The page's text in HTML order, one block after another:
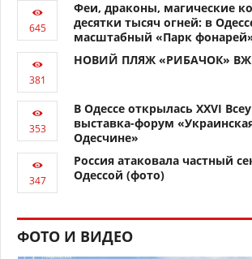
Феи, драконы, магические
десятки тысяч огней: в
масштабный «Парк
НОВИЙ ПЛЯЖ «РИБАЧОК»
В Одессе открылась XXVI
выставка-форум
Одесчине»
Россия атаковала частный
Одессой (фото)
ФОТО И ВИДЕО